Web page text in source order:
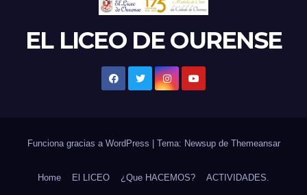
EL LICEO DE OURENSE
Funciona gracias a WordPress Tema: Newsup de Themeansar
Home El LICEO ¿Que HACEMOS? ACTIVIDADES.